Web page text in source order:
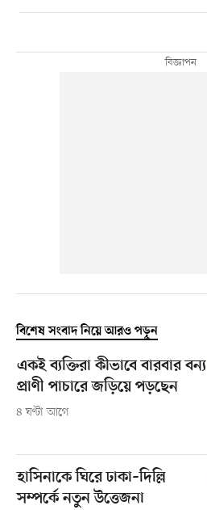
বিশেষ সংবাদ নিয়ে আরও পড়ুন
একই ব্যক্তিরা কীভাবে বারবার বন্য
প্রাণী পাচারে জড়িয়ে পড়ছেন
৪ ঘণ্টা আগে
হাসিনাকে ঘিরে ঢাকা–দিল্লি
সম্পর্কে নতুন উত্তেজনা